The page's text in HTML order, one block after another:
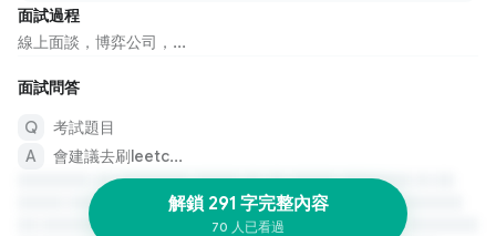
面試過程
線上面談，博弈公司，...
面試問答
考試題目
會建議去刷leetc...
解鎖 291 字完整內容
70 人已看過